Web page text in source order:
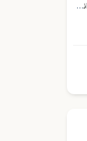
عمل جراحی لیفت لب : نکات مهم، انواع، روش و …